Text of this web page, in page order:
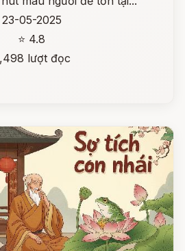
23-05-2025
⭐ 4.8
lượt đọc